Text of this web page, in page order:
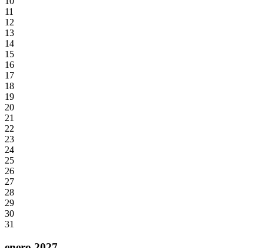
11
12
13
14
15
16
17
18
19
20
21
22
23
24
25
26
27
28
29
30
31